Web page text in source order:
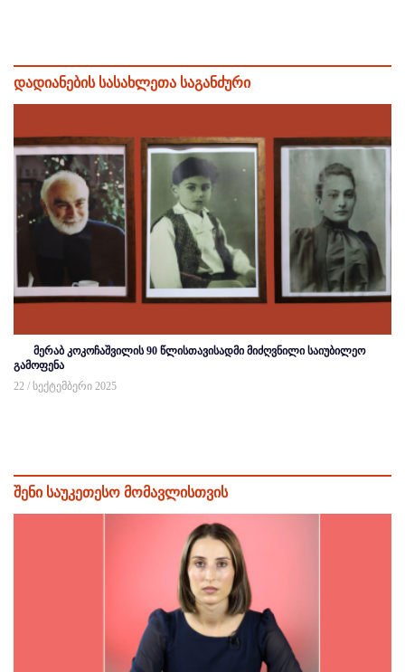
დადიანების სასახლეთა საგანძური
მერაბ კოკოჩაშვილის 90 წლისთავისადმი მიძღვნილი საიუბილეო
გამოფენა
22 / სექტემბერი 2025
შენი საუკეთესო მომავლისთვის